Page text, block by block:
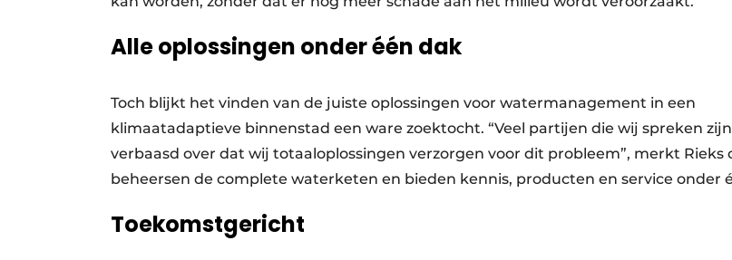
Alle oplossingen onder één dak
Toch blijkt het vinden van de juiste oplossingen voor watermanagement in een
klimaatadaptieve binnenstad een ware zoektocht. “Veel partijen die wij spreken
verbaasd over dat wij totaaloplossingen verzorgen voor dit probleem”, merkt Rieks
beheersen de complete waterketen en bieden kennis, producten en service onder
Toekomstgericht